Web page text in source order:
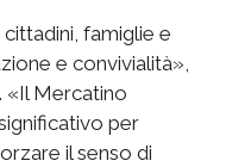
famiglie e
e convivialità»,
«Il Mercatino
per
il senso di